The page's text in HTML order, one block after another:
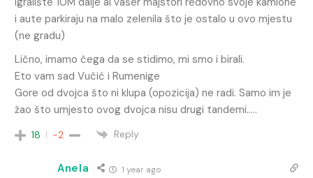
i aute parkiraju na malo zelenila što je ostalo u ovo mjestu
(ne gradu)
Lično, imamo čega da se stidimo, mi smo i birali.
Eto vam sad Vučić i Rumenige
Gore od dvojca što ni klupa (opozicija) ne radi. Samo im je
žao što umjesto ovog dvojca nisu drugi tandemi…..
18 -2 Reply
Anela 1 year ago